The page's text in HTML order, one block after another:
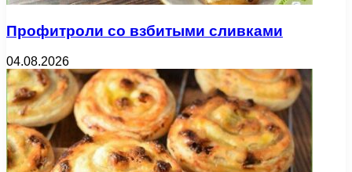
Профитроли со взбитыми сливками
04.08.2026